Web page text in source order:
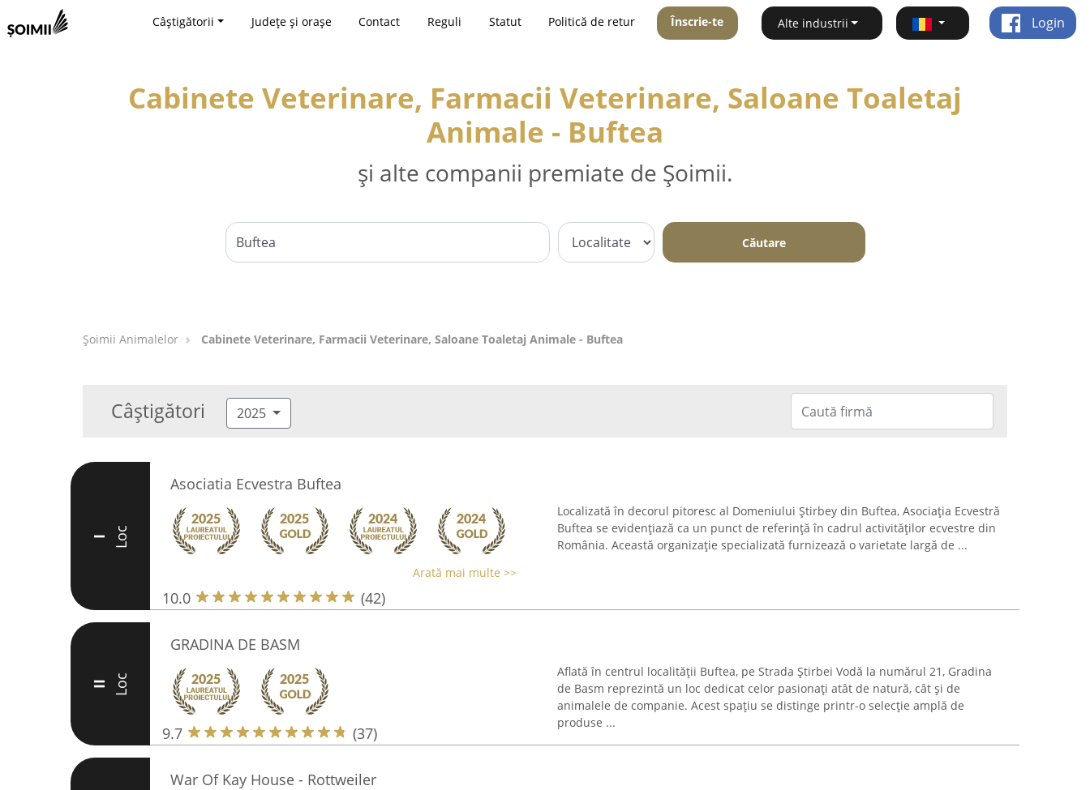
Câștigătorii Județe și orașe Contact Reguli Statut Politică de retur Înscrie-te Alte industrii Login
Cabinete Veterinare, Farmacii Veterinare, Saloane Toaletaj
Animale - Buftea
și alte companii premiate de Șoimii.
Căutare
Şoimii Animalelor Cabinete Veterinare, Farmacii Veterinare, Saloane Toaletaj Animale - Buftea
Câștigători 2025
I Loc
Asociatia Ecvestra Buftea
Arată mai multe >>
10.0 (42)
Localizată în decorul pitoresc al Domeniului Știrbey din Buftea, Asociația Ecvestră
Buftea se evidențiază ca un punct de referință în cadrul activităților ecvestre din
România. Această organizație specializată furnizează o varietate largă de ...
II Loc
GRADINA DE BASM
9.7 (37)
Aflată în centrul localității Buftea, pe Strada Știrbei Vodă la numărul 21, Gradina
de Basm reprezintă un loc dedicat celor pasionați atât de natură, cât și de
animalele de companie. Acest spațiu se distinge printr-o selecție amplă de
produse ...
War Of Kay House - Rottweiler